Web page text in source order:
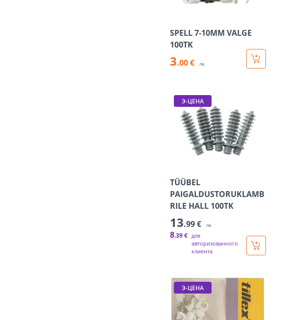
SPELL 7-10MM VALGE
100TK
3.00 € /tk
Э-ЦЕНА
TÜÜBEL
PAIGALDUSTORUKLAMB
RILE HALL 100TK
13.99 € /tk
8.39 € для
авторизованного
клиента
Э-ЦЕНА